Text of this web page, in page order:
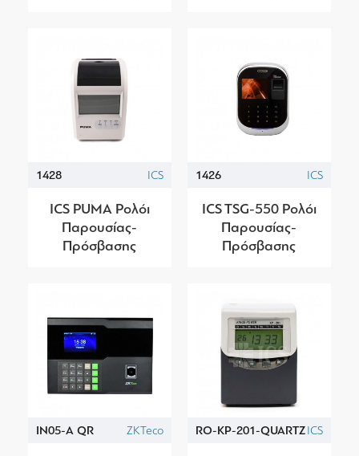
1428 ICS
ICS PUMA Ρολόι
Παρουσίας-
Πρόσβασης
1426 ICS
ICS TSG-550 Ρολόι
Παρουσίας-
Πρόσβασης
IN05-A QR ZKTeco RO-KP-201-QUARTZICS